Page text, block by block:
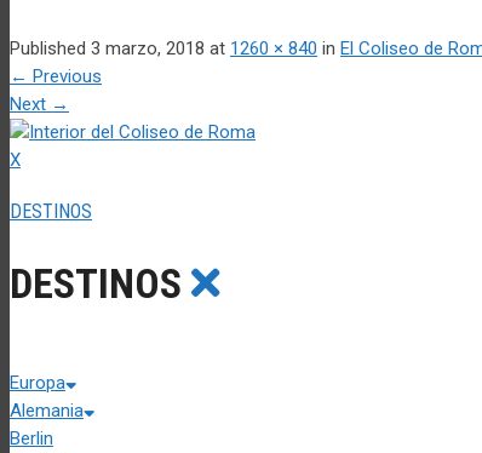
Published 3 marzo, 2018 at 1260 × 840 in El Coliseo de
← Previous
Next →
X
DESTINOS
DESTINOS
Europa
Alemania
Berlin